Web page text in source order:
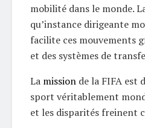
mobilité dans le monde.
qu’instance dirigeante
facilite ces mouvements
et des systèmes de
La mission de la FIFA est
sport véritablement
et les disparités freinent